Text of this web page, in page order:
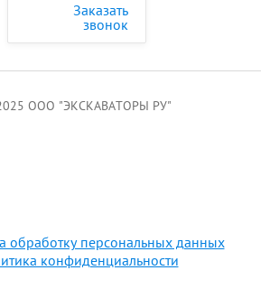
Заказать
звонок
ООО "ЭКСКАВАТОРЫ РУ"
обработку персональных данных
конфиденциальности